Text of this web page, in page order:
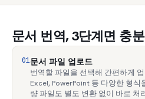
문서 번역, 3단계면 충
01문서 파일 업로드
번역할 파일을 선택해 간편하게
Excel, PowerPoint 등 다양한 형
량 파일도 별도 변환 없이 바로 처